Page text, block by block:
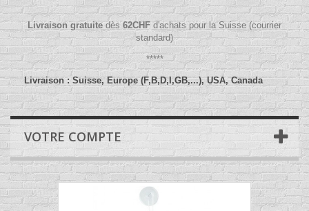
Livraison gratuitedès62CHFd'achats pour la Suisse (courrier
standard)
*****
Livraison : Suisse, Europe (F,B,D,I,GB,...), USA, Canada
VOTRE COMPTE